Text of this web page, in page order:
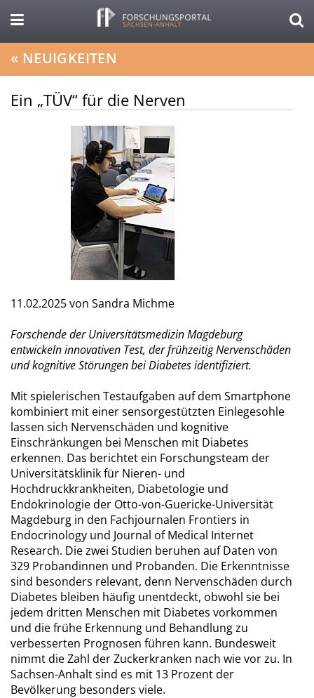
« NEUIGKEITEN
Ein „TÜV“ für die Nerven
11.02.2025von Sandra Michme
Forschende der Universitätsmedizin Magdeburg
entwickeln innovativen Test, der frühzeitig Nervenschäden
und kognitive Störungen bei Diabetes identifiziert.
Mit spielerischen Testaufgaben auf dem Smartphone
kombiniert mit einer sensorgestützten Einlegesohle
lassen sich Nervenschäden und kognitive
Einschränkungen bei Menschen mit Diabetes
erkennen. Das berichtet ein Forschungsteam der
Universitätsklinik für Nieren- und
Hochdruckkrankheiten, Diabetologie und
Endokrinologie der Otto-von-Guericke-Universität
Magdeburg in den Fachjournalen Frontiers in
Endocrinology und Journal of Medical Internet
Research. Die zwei Studien beruhen auf Daten von
329 Probandinnen und Probanden. Die Erkenntnisse
sind besonders relevant, denn Nervenschäden durch
Diabetes bleiben häufig unentdeckt, obwohl sie bei
jedem dritten Menschen mit Diabetes vorkommen
und die frühe Erkennung und Behandlung zu
verbesserten Prognosen führen kann. Bundesweit
nimmt die Zahl der Zuckerkranken nach wie vor zu. In
Sachsen-Anhalt sind es mit 13 Prozent der
Bevölkerung besonders viele.